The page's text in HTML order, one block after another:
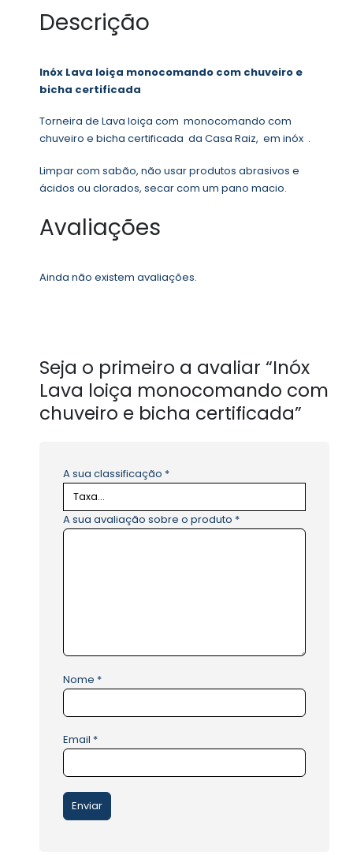
Descrição
Inóx Lava loiça monocomando com chuveiro e
bicha certificada
Torneira de Lava loiça com monocomando com
chuveiro e bicha certificada da Casa Raiz, em inóx .
Limpar com sabão, não usar produtos abrasivos e
ácidos ou clorados, secar com um pano macio.
Avaliações
Ainda não existem avaliações.
Seja o primeiro a avaliar “Inóx
Lava loiça monocomando com
chuveiro e bicha certificada”
A sua classificação *
A sua avaliação sobre o produto *
Nome *
Email *